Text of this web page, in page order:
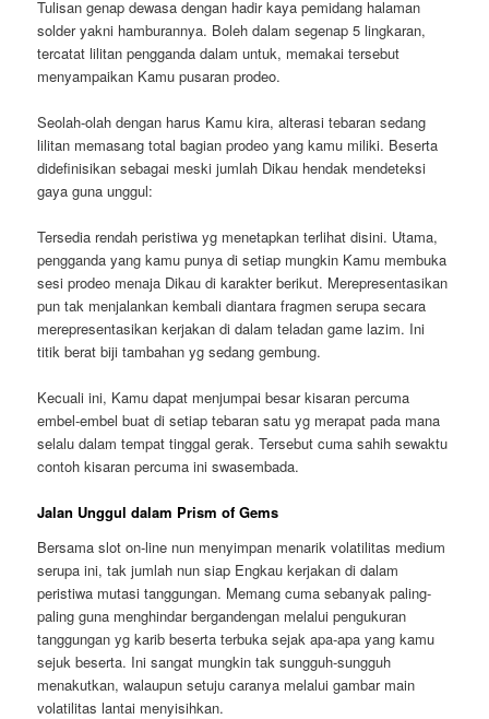
Tulisan genap dewasa dengan hadir kaya pemidang halaman
solder yakni hamburannya. Boleh dalam segenap 5 lingkaran,
tercatat lilitan pengganda dalam untuk, memakai tersebut
menyampaikan Kamu pusaran prodeo.
Seolah-olah dengan harus Kamu kira, alterasi tebaran sedang
lilitan memasang total bagian prodeo yang kamu miliki. Beserta
didefinisikan sebagai meski jumlah Dikau hendak mendeteksi
gaya guna unggul:
Tersedia rendah peristiwa yg menetapkan terlihat disini. Utama,
pengganda yang kamu punya di setiap mungkin Kamu membuka
sesi prodeo menaja Dikau di karakter berikut. Merepresentasikan
pun tak menjalankan kembali diantara fragmen serupa secara
merepresentasikan kerjakan di dalam teladan game lazim. Ini
titik berat biji tambahan yg sedang gembung.
Kecuali ini, Kamu dapat menjumpai besar kisaran percuma
embel-embel buat di setiap tebaran satu yg merapat pada mana
selalu dalam tempat tinggal gerak. Tersebut cuma sahih sewaktu
contoh kisaran percuma ini swasembada.
Jalan Unggul dalam Prism of Gems
Bersama slot on-line nun menyimpan menarik volatilitas medium
serupa ini, tak jumlah nun siap Engkau kerjakan di dalam
peristiwa mutasi tanggungan. Memang cuma sebanyak paling-
paling guna menghindar bergandengan melalui pengukuran
tanggungan yg karib beserta terbuka sejak apa-apa yang kamu
sejuk beserta. Ini sangat mungkin tak sungguh-sungguh
menakutkan, walaupun setuju caranya melalui gambar main
volatilitas lantai menyisihkan.